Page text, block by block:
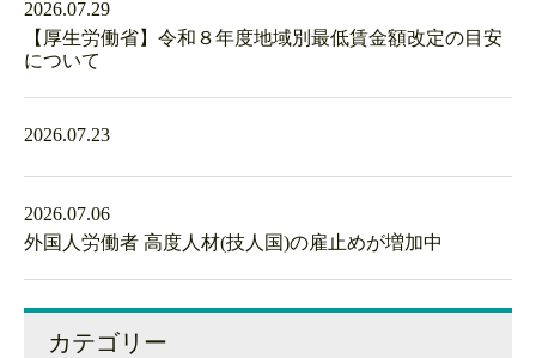
2026.07.29
【厚生労働省】令和８年度地域別最低賃金額改定の目安
について
2026.07.23
2026.07.06
外国人労働者 高度人材(技人国)の雇止めが増加中
カテゴリー